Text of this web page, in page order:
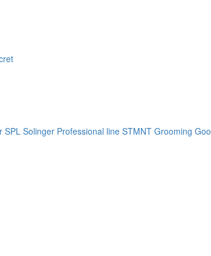
SPL Solinger Professional line STMNT Grooming